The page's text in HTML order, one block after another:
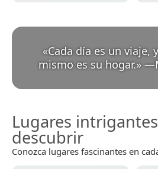
«Cada día es un viaje,
mismo es su hogar.» —
Lugares
descubrir
Conozca lugares fascinantes en